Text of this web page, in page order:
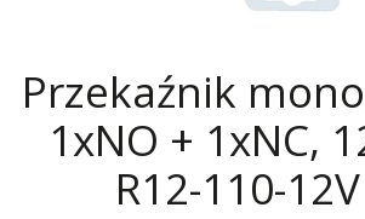
Przekaźnik
1xNO + 1xNC,
R12-110-